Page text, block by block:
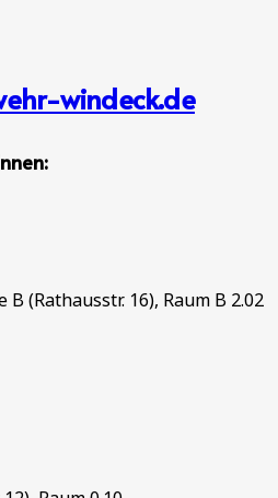
windeck.de
(Rathausstr. 16), Raum B 2.02